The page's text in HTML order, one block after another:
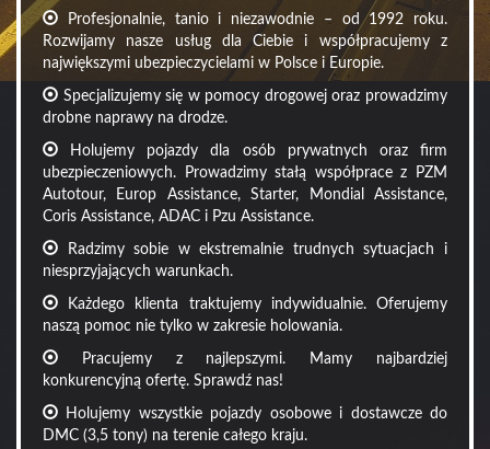
Profesjonalnie, tanio i niezawodnie – od 1992 roku.
Rozwijamy nasze usług dla Ciebie i współpracujemy z
największymi ubezpieczycielami w Polsce i Europie.
Specjalizujemy się w pomocy drogowej oraz prowadzimy
drobne naprawy na drodze.
Holujemy pojazdy dla osób prywatnych oraz firm
ubezpieczeniowych. Prowadzimy stałą współprace z PZM
Autotour, Europ Assistance, Starter, Mondial Assistance,
Coris Assistance, ADAC i Pzu Assistance.
Radzimy sobie w ekstremalnie trudnych sytuacjach i
niesprzyjających warunkach.
Każdego klienta traktujemy indywidualnie. Oferujemy
naszą pomoc nie tylko w zakresie holowania.
Pracujemy z najlepszymi. Mamy najbardziej
konkurencyjną ofertę. Sprawdź nas!
Holujemy wszystkie pojazdy osobowe i dostawcze do
DMC (3,5 tony) na terenie całego kraju.